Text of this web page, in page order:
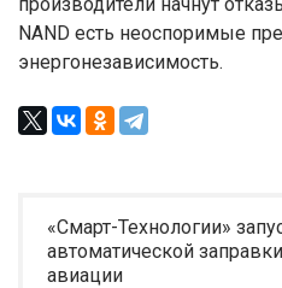
NAND есть неоспоримые
энергонезависимость.
«Смарт-Технологии»
автоматической
авиации